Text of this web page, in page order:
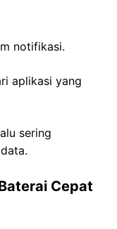
notifikasi.
aplikasi yang
sering
Cepat